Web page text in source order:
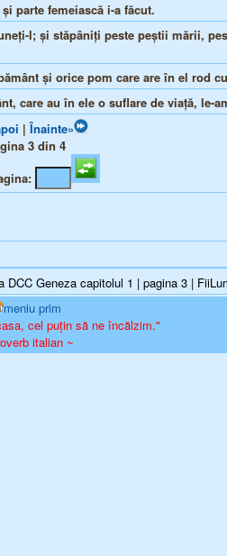
parte femeiască i-a făcut.
l; şi stăpâniţi peste peştii mării,
şi orice pom care are în el rod
au în ele o suflare de viaţă, le-
|Înainte»
3 din 4
DCC Geneza capitolul 1 | pagina 3 |
meniu prim
cel puțin să ne încălzim."
italian ~